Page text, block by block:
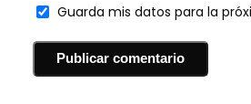
Guarda mis datos para la